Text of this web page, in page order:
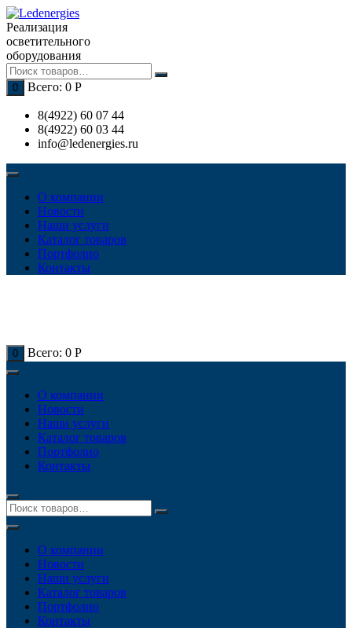
Перейти
к
содержимому
Реализация
осветительного
оборудования
0 Всего: 0 Р
8(4922) 60 07 44
8(4922) 60 03 44
info@ledenergies.ru
О компании
Новости
Наши услуги
Каталог товаров
Портфолио
Контакты
0 Всего: 0 Р
О компании
Новости
Наши услуги
Каталог товаров
Портфолио
Контакты
О компании
Новости
Наши услуги
Каталог товаров
Портфолио
Контакты